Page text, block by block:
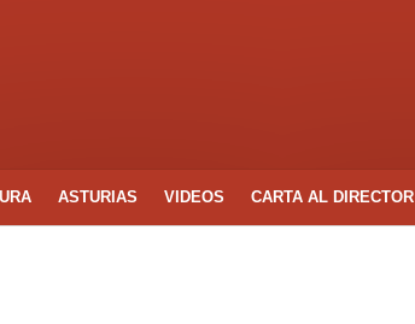
ASTURIAS VIDEOS CARTA AL DIRECTOR